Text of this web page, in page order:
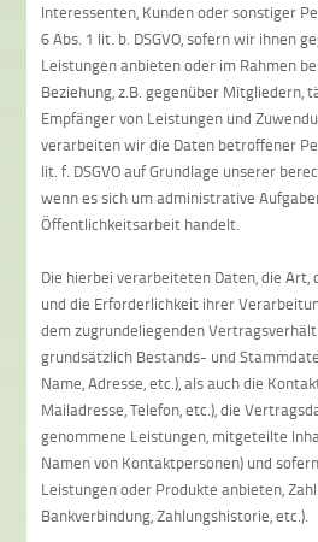
Interessenten, Kunden oder sonstiger
6 Abs. 1 lit. b. DSGVO, sofern wir ihnen
Leistungen anbieten oder im Rahmen
Beziehung, z.B. gegenüber Mitgliedern,
Empfänger von Leistungen und
verarbeiten wir die Daten betroffener
lit. f. DSGVO auf Grundlage unserer
wenn es sich um administrative
Öffentlichkeitsarbeit handelt.
Die hierbei verarbeiteten Daten, die Art,
und die Erforderlichkeit ihrer
dem zugrundeliegenden
grundsätzlich Bestands- und
Name, Adresse, etc.), als auch die
Mailadresse, Telefon, etc.), die
genommene Leistungen, mitgeteilte
Namen von Kontaktpersonen) und
Leistungen oder Produkte anbieten,
Bankverbindung, Zahlungshistorie, etc.).